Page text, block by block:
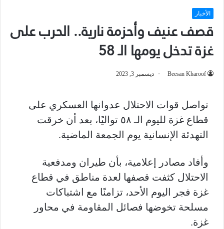
الأخبار
قصف عنيف وأحزمة نارية.. الحرب على
غزة تدخل يومها الـ 58
Beesan Kharoof ديسمبر 3, 2023
تواصل قوات الاحتلال عدوانها العسكري على
قطاع غزة لليوم الـ ٥٨ تواليًا، بعد أن خرقت
التهدئة الإنسانية يوم الجمعة الماضية.
وأفاد مصادر إعلامية، بأن طيران ومدفعية
الاحتلال كثفت قصفها لعدة مناطق في قطاع
غزة فجر اليوم الأحد، تزامنًا مع اشتباكات
مسلحة تخوضها فصائل المقاومة في محاور
غزة.